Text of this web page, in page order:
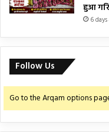
हुआ
6
Follow Us
Go to the Arqam options